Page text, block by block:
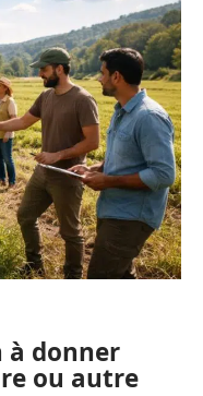
donner
ou autre